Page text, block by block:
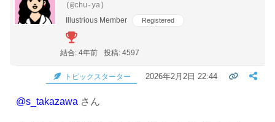
(@chu-ya)
Illustrious Member
Registered
結合: 4年前 投稿: 4597
トピックスターター 2026年2月2日 22:44
@s_takazawa さん